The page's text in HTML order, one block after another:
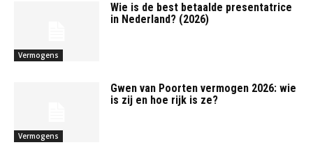
Vermogens
Wie is de best betaalde presentatrice
in Nederland? (2026)
Vermogens
Gwen van Poorten vermogen 2026: wie
is zij en hoe rijk is ze?